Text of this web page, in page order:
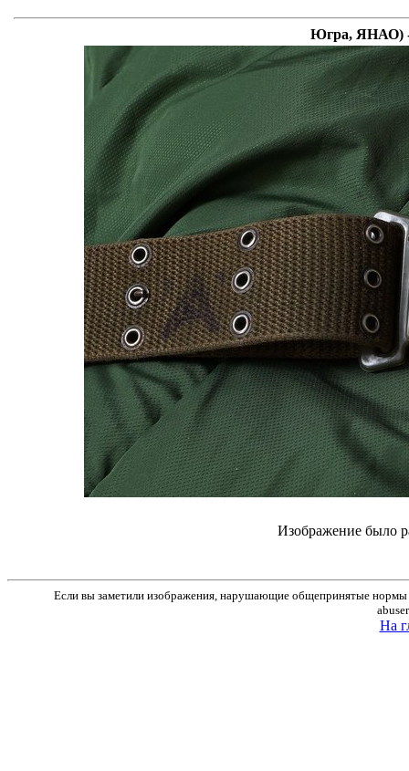
Югра, ЯНАО) -
Изображение было
Если вы заметили изображения, нарушающие общепринятые нормы
На